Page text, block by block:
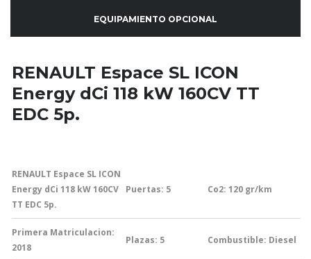
EQUIPAMIENTO OPCIONAL
RENAULT Espace SL ICON
Energy dCi 118 kW 160CV TT
EDC 5p.
RENAULT Espace SL ICON
Energy dCi 118 kW 160CV
TT EDC 5p.
Puertas: 5 Co2: 120 gr/km
Primera Matriculacion:
2018
Plazas: 5 Combustible: Diesel